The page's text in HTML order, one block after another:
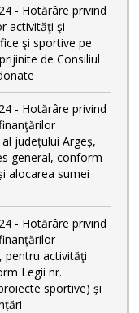
- Hotărâre privind
activităţi şi
şi sportive pe
de Consiliul
- Hotărâre privind
județului Argeș,
general, conform
alocarea sumei
- Hotărâre privind
pentru activităţi
Legii nr.
sportive) și